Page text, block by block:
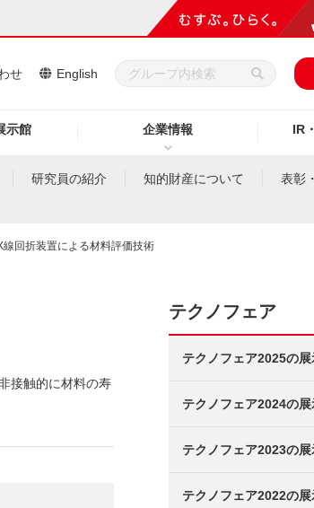
示館 企業情報 IR
せ English
研究員の紹介 知的財産について
表彰
線回折装置による材料評価技術
接触的に材料の寿
テクノフェア
テクノフェア2025の
テクノフェア2024の
テクノフェア2023の
テクノフェア2022の